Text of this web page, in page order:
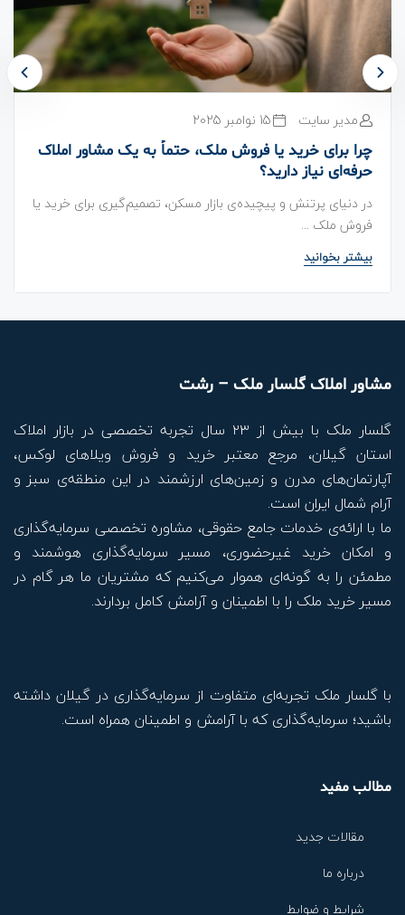
مدیر سایت 15 نوامبر 2025
چرا برای خرید یا فروش ملک، حتماً به یک مشاور املاک
حرفه‌ای نیاز دارید؟
در دنیای پرتنش و پیچیده‌ی بازار مسکن، تصمیم‌گیری برای خرید یا
فروش ملک ...
بیشتر بخوانید
مشاور املاک گلسار ملک – رشت
گلسار ملک با بیش از ۲۳ سال تجربه تخصصی در بازار املاک
استان گیلان، مرجع معتبر خرید و فروش ویلاهای لوکس،
آپارتمان‌های مدرن و زمین‌های ارزشمند در این منطقه‌ی سبز و
آرام شمال ایران است.
ما با ارائه‌ی خدمات جامع حقوقی، مشاوره تخصصی سرمایه‌گذاری
و امکان خرید غیرحضوری، مسیر سرمایه‌گذاری هوشمند و
مطمئن را به گونه‌ای هموار می‌کنیم که مشتریان ما هر گام در
مسیر خرید ملک را با اطمینان و آرامش کامل بردارند.
با گلسار ملک تجربه‌ای متفاوت از سرمایه‌گذاری در گیلان داشته
باشید؛ سرمایه‌گذاری که با آرامش و اطمینان همراه است.
مطالب مفید
مقالات جدید
درباره ما
شرایط و ضوابط